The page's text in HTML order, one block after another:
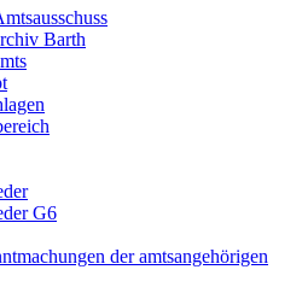
Barth
G6
der amtsangehörigen